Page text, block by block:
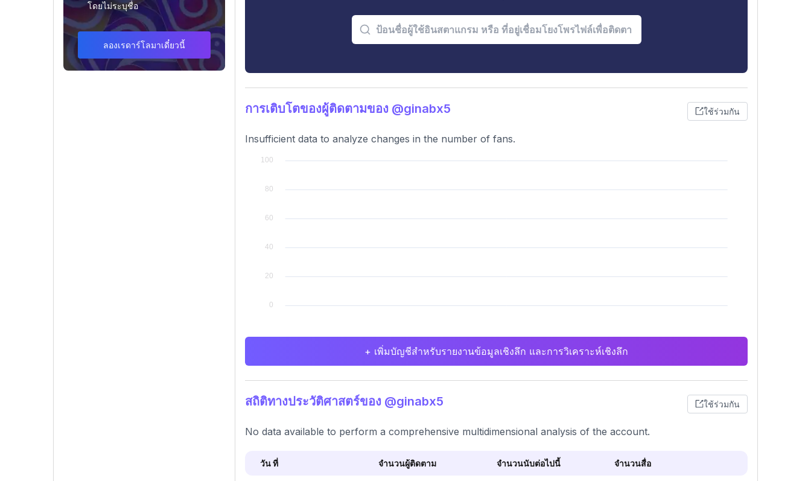
โดยไม่ระบุชื่อ
ลองเรดาร์โลมาเดี๋ยวนี้
การเติบโตของผู้ติดตามของ @ginabx5 ใช้ร่วมกัน
Insufficient data to analyze changes in the number of fans.
+ เพิ่มบัญชีสำหรับรายงานข้อมูลเชิงลึก และการวิเคราะห์เชิงลึก
สถิติทางประวัติศาสตร์ของ @ginabx5 ใช้ร่วมกัน
No data available to perform a comprehensive multidimensional analysis of the account.
วัน ที่ จำนวนผู้ติดตาม จำนวนนับต่อไปนี้ จำนวนสื่อ